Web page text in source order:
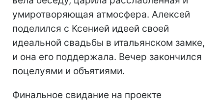
умиротворяющая атмосфера. Алексей
поделился с Ксенией идеей своей
идеальной свадьбы в итальянском замке,
и она его поддержала. Вечер закончился
поцелуями и объятиями.
Финальное свидание на проекте